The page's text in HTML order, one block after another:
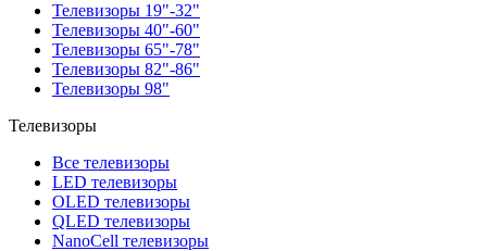
Телевизоры 19"-32"
Телевизоры 40"-60"
Телевизоры 65"-78"
Телевизоры 82"-86"
Телевизоры 98"
Телевизоры
Все телевизоры
LED телевизоры
OLED телевизоры
QLED телевизоры
NanoCell телевизоры